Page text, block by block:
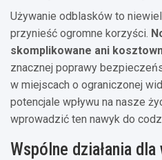
Używanie odblasków to
przynieść ogromne korzyści.
skomplikowane ani
znacznej poprawy
w miejscach o ograniczonej
potencjale wpływu na nasze
wprowadzić ten nawyk do
Wspólne działania